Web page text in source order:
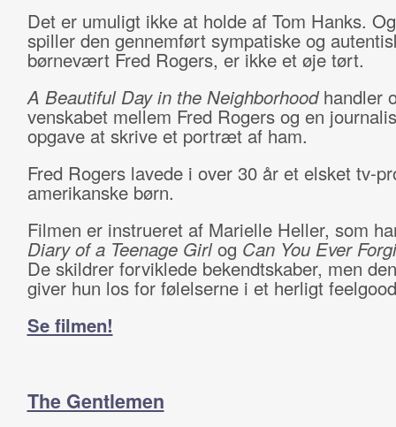
Det er umuligt ikke at holde af Tom Hanks.
spiller den gennemført sympatiske og
børnevært Fred Rogers, er ikke et øje tørt.
A Beautiful Day in the Neighborhood handler
venskabet mellem Fred Rogers ­og en
opgave at skrive et portræt af ham.
Fred Rogers ­lavede i over 30 år et elsket tv-
amerikanske børn.
Filmen er instrueret af Marielle Heller, som
Diary of a Teenage Girl og Can You Ever
De skildrer forviklede bekendtskaber, men
giver hun los for følelserne i et herligt
Se filmen!
The Gentlemen